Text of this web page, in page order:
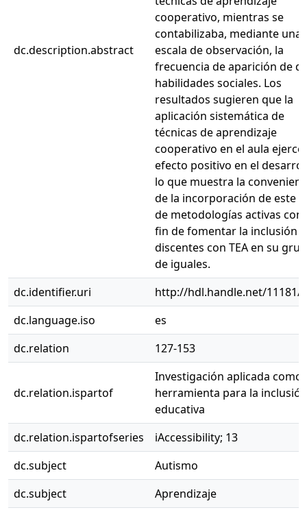
dc.description.abstract
cooperativo, mientras se
contabilizaba, mediante una
escala de observación, la
frecuencia de aparición de
habilidades sociales. Los
resultados sugieren que la
aplicación sistemática de
técnicas de aprendizaje
cooperativo en el aula ejerce
efecto positivo en el
lo que muestra la
de la incorporación de este
de metodologías activas con
fin de fomentar la inclusión
discentes con TEA en su
de iguales.
dc.identifier.uri
http://hdl.handle.net/11181/
dc.language.iso
es
dc.relation
127-153
dc.relation.ispartof
Investigación aplicada como
herramienta para la inclusión
educativa
dc.relation.ispartofseries
iAccessibility; 13
dc.subject
Autismo
dc.subject
Aprendizaje